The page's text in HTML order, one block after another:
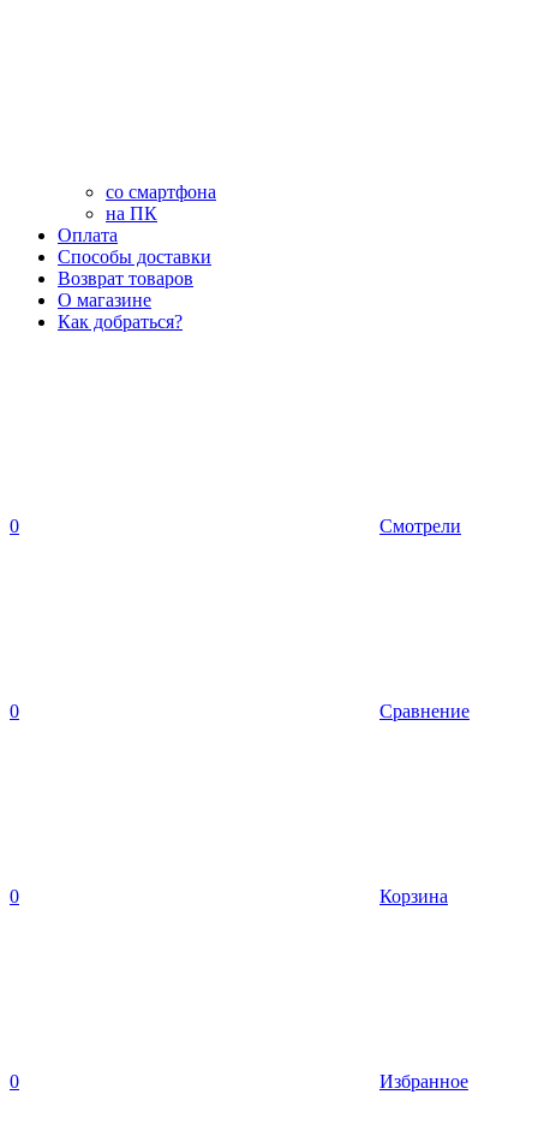
со смартфона
на ПК
Оплата
Способы доставки
Возврат товаров
О магазине
Как добраться?
0 Смотрели
0 Сравнение
0 Корзина
0 Избранное